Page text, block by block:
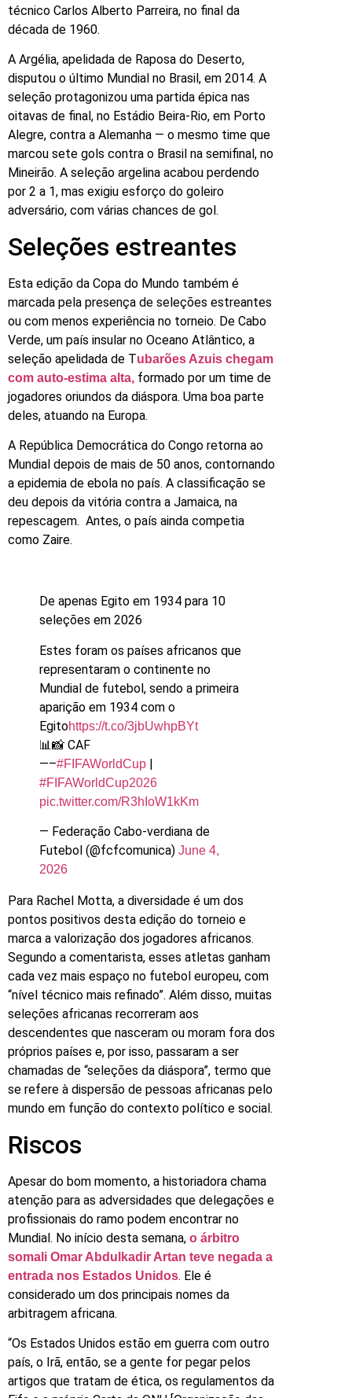
técnico Carlos Alberto Parreira, no final da
década de 1960.
A Argélia, apelidada de Raposa do Deserto,
disputou o último Mundial no Brasil, em 2014. A
seleção protagonizou uma partida épica nas
oitavas de final, no Estádio Beira-Rio, em Porto
Alegre, contra a Alemanha — o mesmo time que
marcou sete gols contra o Brasil na semifinal, no
Mineirão. A seleção argelina acabou perdendo
por 2 a 1, mas exigiu esforço do goleiro
adversário, com várias chances de gol.
Seleções estreantes
Esta edição da Copa do Mundo também é
marcada pela presença de seleções estreantes
ou com menos experiência no torneio. De Cabo
Verde, um país insular no Oceano Atlântico, a
seleção apelidada de Tubarões Azuis chegam
com auto-estima alta, formado por um time de
jogadores oriundos da diáspora. Uma boa parte
deles, atuando na Europa.
A República Democrática do Congo retorna ao
Mundial depois de mais de 50 anos, contornando
a epidemia de ebola no país. A classificação se
deu depois da vitória contra a Jamaica, na
repescagem. Antes, o país ainda competia
como Zaire.
De apenas Egito em 1934 para 10
seleções em 2026
Estes foram os países africanos que
representaram o continente no
Mundial de futebol, sendo a primeira
aparição em 1934 com o
Egitohttps://t.co/3jbUwhpBYt
📊📸 CAF
—–#FIFAWorldCup |
#FIFAWorldCup2026
pic.twitter.com/R3hIoW1kKm
— Federação Cabo-verdiana de
Futebol (@fcfcomunica) June 4,
2026
Para Rachel Motta, a diversidade é um dos
pontos positivos desta edição do torneio e
marca a valorização dos jogadores africanos.
Segundo a comentarista, esses atletas ganham
cada vez mais espaço no futebol europeu, com
“nível técnico mais refinado”. Além disso, muitas
seleções africanas recorreram aos
descendentes que nasceram ou moram fora dos
próprios países e, por isso, passaram a ser
chamadas de “seleções da diáspora”, termo que
se refere à dispersão de pessoas africanas pelo
mundo em função do contexto político e social.
Riscos
Apesar do bom momento, a historiadora chama
atenção para as adversidades que delegações e
profissionais do ramo podem encontrar no
Mundial. No início desta semana, o árbitro
somali Omar Abdulkadir Artan teve negada a
entrada nos Estados Unidos. Ele é
considerado um dos principais nomes da
arbitragem africana.
“Os Estados Unidos estão em guerra com outro
país, o Irã, então, se a gente for pegar pelos
artigos que tratam de ética, os regulamentos da